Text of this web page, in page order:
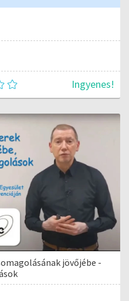
Ingyenes!
jövőjébe -